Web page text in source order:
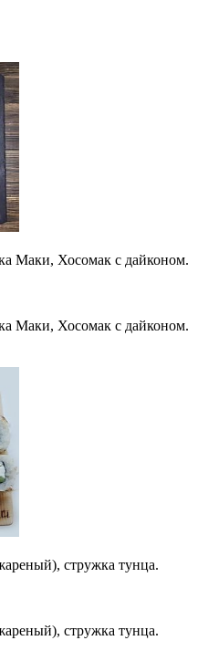
Маки, Хосомак с дайконом.
Маки, Хосомак с дайконом.
стружка тунца.
стружка тунца.